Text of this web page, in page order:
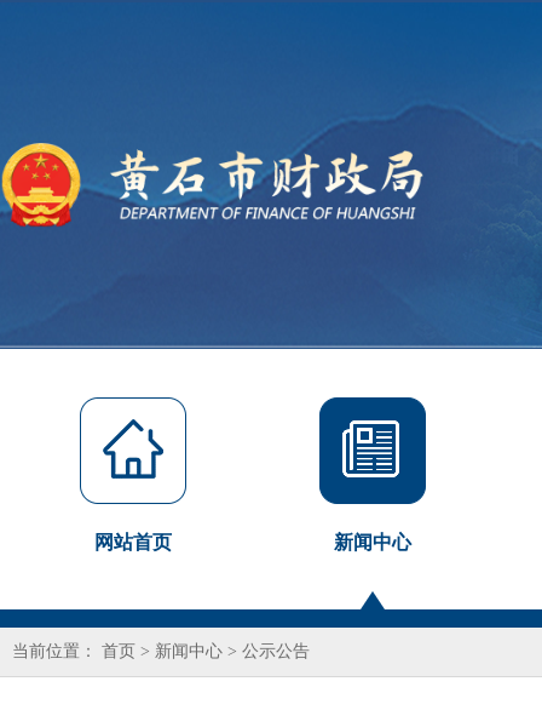
网站首页 新闻中心
当前位置： 首页 > 新闻中心 > 公示公告